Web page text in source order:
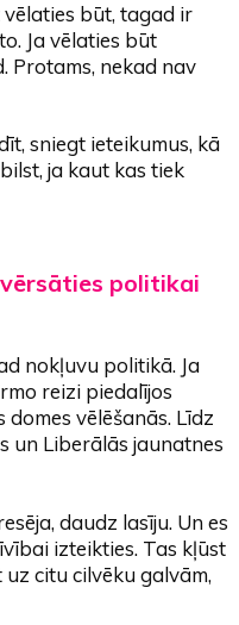
vēlaties būt, tagad ir
Ja vēlaties būt
Protams, nekad nav
sniegt ieteikumus, kā
ja kaut kas tiek
politikai
nokļuvu politikā. Ja
reizi piedalījos
vēlēšanās. Līdz
un Liberālās jaunatnes
daudz lasīju. Un es
izteikties. Tas kļūst
citu cilvēku galvām,